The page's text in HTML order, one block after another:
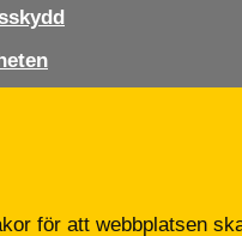
för att webbplatsen